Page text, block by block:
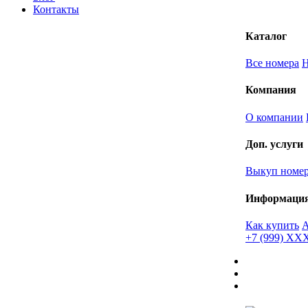
Контакты
Каталог
Все номера
Компания
О компании
Доп. услуги
Выкуп
Как купить
+7 (999)